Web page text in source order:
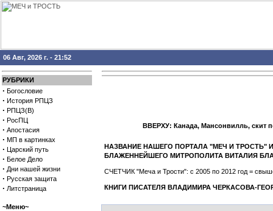
06 Авг, 2026 г. - 21:52
РУБРИКИ
· Богословие
· История РПЦЗ
· РПЦЗ(В)
· РосПЦ
· Апостасия
· МП в картинках
· Царский путь
· Белое Дело
· Дни нашей жизни
· Русская защита
· Литстраница
~Меню~
ВВЕРХУ: Канада, Мансонвилль, скит
НАЗВАНИЕ НАШЕГО ПОРТАЛА "МЕЧ И ТРОСТЬ"
БЛАЖЕННЕЙШЕГО МИТРОПОЛИТА ВИТАЛИЯ
СЧЕТЧИК "Меча и Трости": с 2005 по 2012 год =
КНИГИ ПИСАТЕЛЯ ВЛАДИМИРА ЧЕРКАСОВА-